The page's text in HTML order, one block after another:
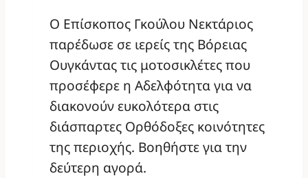
Ο Επίσκοπος Γκούλου Νεκτάριος
παρέδωσε σε ιερείς της Βόρειας
Ουγκάντας τις μοτοσικλέτες που
προσέφερε η Αδελφότητα για να
διακονούν ευκολότερα στις
διάσπαρτες Ορθόδοξες κοινότητες
της περιοχής. Βοηθήστε για την
δεύτερη αγορά.